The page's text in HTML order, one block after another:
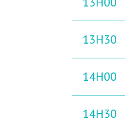
13H30
14H00
14H30